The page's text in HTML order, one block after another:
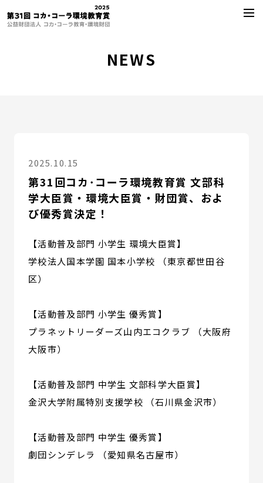
NEWS
2025.10.15
第31回コカ･コーラ環境教育賞 文部科
学大臣賞・環境大臣賞・財団賞、およ
び優秀賞決定！
【活動普及部門 小学生 環境大臣賞】
学校法人国本学園 国本小学校 （東京都世田谷
区）
【活動普及部門 小学生 優秀賞】
プラネットリーダーズ山内エコクラブ （大阪府
大阪市）
【活動普及部門 中学生 文部科学大臣賞】
金沢大学附属特別支援学校 （石川県金沢市）
【活動普及部門 中学生 優秀賞】
劇団シンデレラ （愛知県名古屋市）